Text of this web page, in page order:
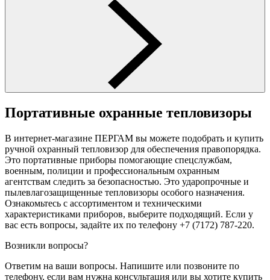
Портативные охранные тепловизоры
В интернет-магазине ПЕРГАМ вы можете подобрать и купить
ручной охранный тепловизор для обеспечения правопорядка.
Это портативные приборы помогающие спецслужбам,
военным, полиции и профессиональным охранным
агентствам следить за безопасностью. Это ударопрочные и
пылевлагозащищенные тепловизоры особого назначения.
Ознакомьтесь с ассортиментом и техническими
характеристиками приборов, выберите подходящий. Если у
вас есть вопросы, задайте их по телефону +7 (7172) 787-220.
Возникли вопросы?
Ответим на ваши вопросы. Напишите или позвоните по
телефону, если вам нужна консультация или вы хотите купить